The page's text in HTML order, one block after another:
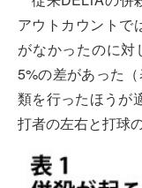
アウトカウントで
がなかったのに
5%の差があった
類を行ったほうが
打者の左右と打球